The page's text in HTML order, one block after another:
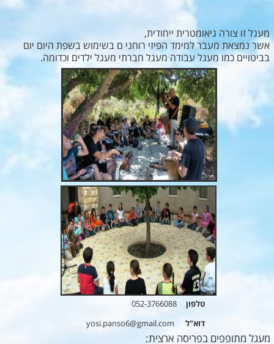
מעגל זו צורה גיאומטרית ייחודית,
אשר נמצאת מעבר למימד הפיזי רוחני ם בשימוש בשפת היום יום
בביטויים כמו מעגל עבודה מעגל חברתי מעגל ילדים וכדומה.
טלפון 052-3766088
דוא"ל
מעגל מתופפים בפריסה ארצית: